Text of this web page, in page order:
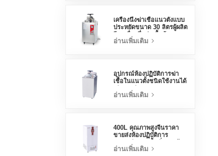
เครื่องนึ่งฆ่าเชื้อแนวตั้งแบบ
ประหยัดขนาด 30 ลิตรผู้ผลิต
จีนเครื่องนึ่งฆ่าเชื้อด้วยแรง
ดัน
อ่านเพิ่มเติม
อุปกรณ์ห้องปฏิบัติการฆ่า
เชื้อในแนวตั้งชนิดใช้งานได้
จริง 70 ลิตรการออกแบบ
แนวตั้งเครื่องนึ่งขวดนมด้วย
อ่านเพิ่มเติม
400L คุณภาพสูงจีนราคา
ขายส่งห้องปฏิบัติการ
อุณหภูมิความชื้นสิ่งแวดล้อม
Stable Test Chamber
อ่านเพิ่มเติม